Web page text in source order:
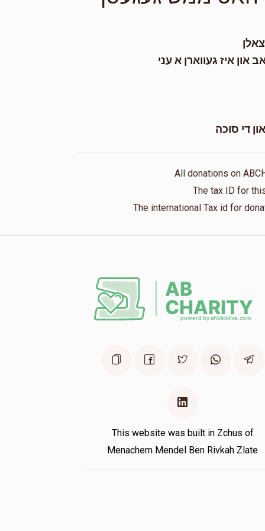
All donations on
The tax ID for
The international Tax id for
This website was built in Zchus of
Menachem Mendel Ben Rivkah Zlate